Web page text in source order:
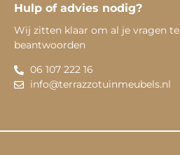
Hulp of advies nodig?
Wij zitten klaar om al je vragen te
beantwoorden
06 107 222 16
info@terrazzotuinmeubels.nl